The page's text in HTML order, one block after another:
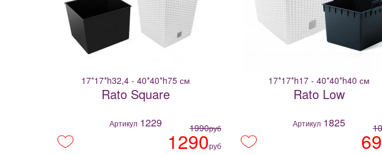
17*17*h32,4 - 40*40*h75 см
Rato Square
Артикул 1229 1990руб
1290руб
17*17*h17 - 40*40*h40 см
Rato Low
Артикул 1825